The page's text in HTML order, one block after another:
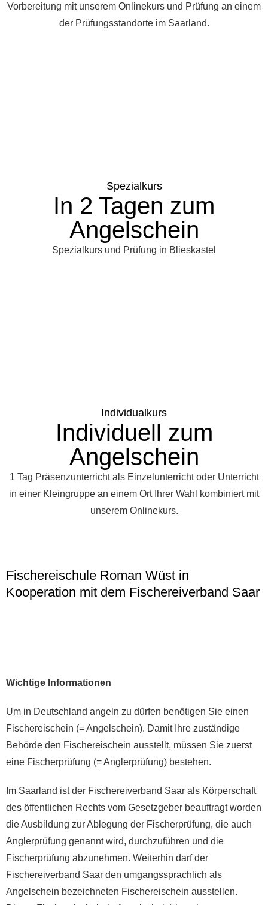
Vorbereitung mit unserem Onlinekurs und Prüfung an einem
der Prüfungsstandorte im Saarland.
Spezialkurs
In 2 Tagen zum
Angelschein
Spezialkurs und Prüfung in Blieskastel
Individualkurs
Individuell zum
Angelschein
1 Tag Präsenzunterricht als Einzelunterricht oder Unterricht
in einer Kleingruppe an einem Ort Ihrer Wahl kombiniert mit
unserem Onlinekurs.
Fischereischule Roman Wüst in
Kooperation mit dem Fischereiverband Saar
Wichtige Informationen
Um in Deutschland angeln zu dürfen benötigen Sie einen
Fischereischein (= Angelschein). Damit Ihre zuständige
Behörde den Fischereischein ausstellt, müssen Sie zuerst
eine Fischerprüfung (= Anglerprüfung) bestehen.
Im Saarland ist der Fischereiverband Saar als Körperschaft
des öffentlichen Rechts vom Gesetzgeber beauftragt worden
die Ausbildung zur Ablegung der Fischerprüfung, die auch
Anglerprüfung genannt wird, durchzuführen und die
Fischerprüfung abzunehmen. Weiterhin darf der
Fischereiverband Saar den umgangssprachlich als
Angelschein bezeichneten Fischereischein ausstellen.